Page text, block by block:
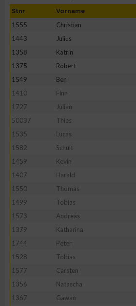
Stnr Vorname
1555 Christian
1443
Julius
1358
Katrin
1375
Robert
1549
Ben
1410
Finn
1727
Julian
50037
Thies
1535
Lucas
1582
Schult
1459
Kevin
1407
Harald
1550
Thomas
1499
Tobias
1573
Andreas
1379
Katharina
1744
Peter
1528
Tobias
1577
Carsten
1356
Natascha
1367
Gawan